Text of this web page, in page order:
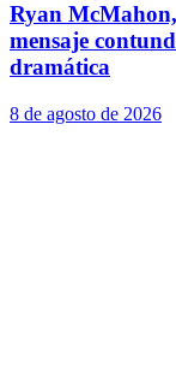
Ryan
mensaje
dramática
8 de agosto de 2026